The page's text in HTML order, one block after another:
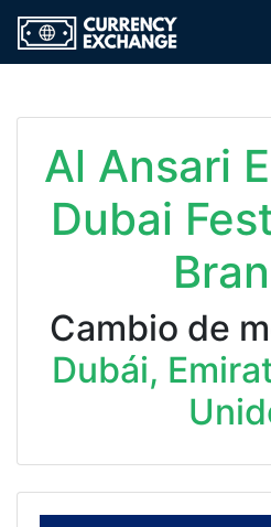
Al Ansari
Dubai
Cambio de
Dubái,